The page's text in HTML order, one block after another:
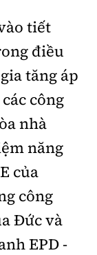
tiết
điều
tăng áp
công
nhà
năng
của
công
Đức và
EPD -